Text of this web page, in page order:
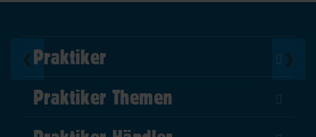
❮ ❯
Praktiker
Über Uns
Impressum
AGB
Praktiker Themen
DIY Helden